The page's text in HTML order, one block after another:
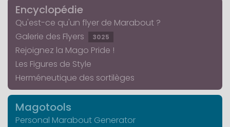
Encyclopédie
Qu'est-ce qu'un flyer de Marabout ?
Galerie des Flyers
3025
Rejoignez la Mago Pride !
Les Figures de Style
Herméneutique des sortilèges
Magotools
Personal Marabout Generator